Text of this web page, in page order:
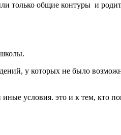
только общие контуры и
у которых не было
условия. это и к тем, кто